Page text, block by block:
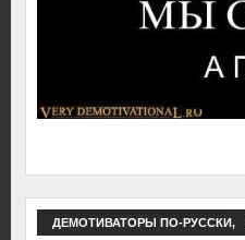
ДЕМОТИВАТОРЫ ПО-РУССКИ,